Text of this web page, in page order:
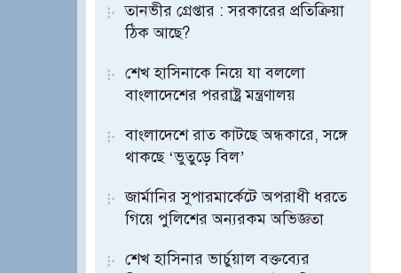
তানভীর গ্রেপ্তার : সরকারের প্রতিক্রিয়া
ঠিক আছে?
শেখ হাসিনাকে নিয়ে যা বললো
বাংলাদেশের পররাষ্ট্র মন্ত্রণালয়
বাংলাদেশে রাত কাটছে অন্ধকারে, সঙ্গে
থাকছে ‘ভুতুড়ে বিল’
জার্মানির সুপারমার্কেটে অপরাধী ধরতে
গিয়ে পুলিশের অন্যরকম অভিজ্ঞতা
শেখ হাসিনার ভার্চুয়াল বক্তব্যের